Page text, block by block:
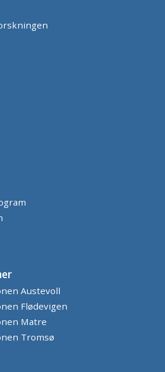
Austevoll
Flødevigen
Matre
Tromsø